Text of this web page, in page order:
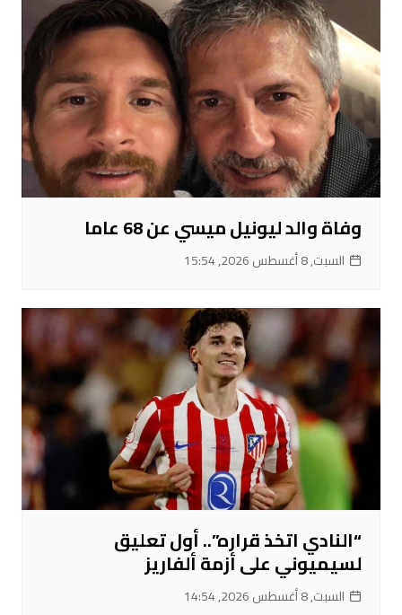
وفاة والد ليونيل ميسي عن 68 عاما
السبت, 8 أغسطس 2026, 15:54
“النادي اتخذ قراره”.. أول تعليق
لسيميوني على أزمة ألفاريز
السبت, 8 أغسطس 2026, 14:54